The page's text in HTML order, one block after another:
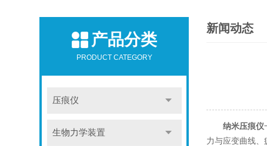
产品分类
PRODUCT CATEGORY
压痕仪
生物力学装置
新闻动态
纳米压痕仪
力与应变曲线、